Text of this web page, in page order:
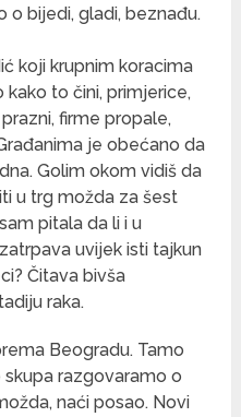
o bijedi, gladi, beznađu.
koji krupnim koracima
to čini, primjerice,
firme propale,
je obećano da
Golim okom vidiš da
u trg možda za šest
pitala da li i u
uvijek isti tajkun
Čitava bivša
raka.
Beogradu. Tamo
razgovaramo o
naći posao. Novi